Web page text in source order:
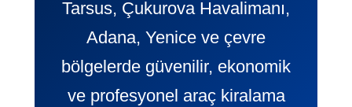
Tarsus, Çukurova Havalimanı,
Adana, Yenice ve çevre
bölgelerde güvenilir, ekonomik
ve profesyonel araç kiralama